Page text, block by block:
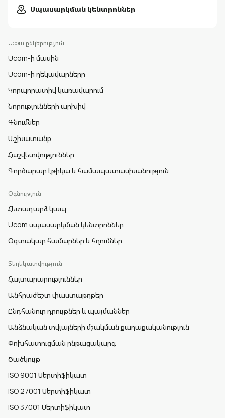
Ucom ընկերություն
Ucom-ի մասին
Ucom-ի ղեկավարները
Կորպորատիվ կառավարում
Նորությունների արխիվ
Գնումներ
Աշխատանք
Հաշվետվություններ
Գործարար էթիկա և համապատասխանություն
Օգնություն
Հետադարձ կապ
Ucom սպասարկման կենտրոններ
Օգտակար համարներ և հղումներ
Տեղեկատվություն
Հայտարարություններ
Անհրաժեշտ փաստաթղթեր
Ընդհանուր դրույթներ և պայմաններ
Անձնական տվյալների մշակման քաղաքականություն
Փոխհատուցման ընթացակարգ
Ծածկույթ
ISO 9001 Սերտիֆիկատ
ISO 27001 Սերտիֆիկատ
ISO 37001 Սերտիֆիկատ
Սպասարկման կենտրոններ